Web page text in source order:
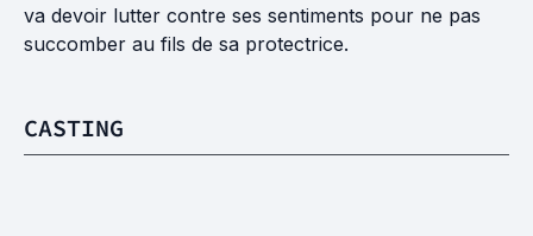
va devoir lutter contre ses sentiments pour ne pas
succomber au fils de sa protectrice.
CASTING